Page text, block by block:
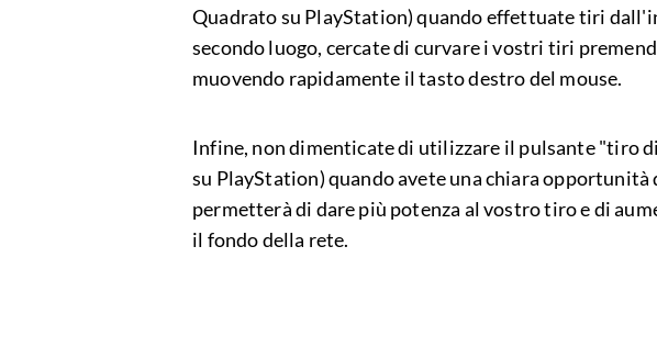
Quadrato su PlayStation) quando effettuate tiri
secondo luogo, cercate di curvare i vostri tiri
muovendo rapidamente il tasto destro del mouse.
Infine, non dimenticate di utilizzare il pulsante "tiro di
su PlayStation) quando avete una chiara opportunità
permetterà di dare più potenza al vostro tiro e di
il fondo della rete.